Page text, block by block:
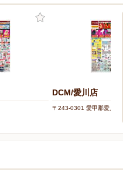
DCM/愛川店
〒243-0301 愛甲郡愛川町